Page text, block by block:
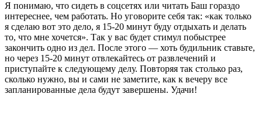
Я понимаю, что сидеть в соцсетях или читать Баш гораздо
интереснее, чем работать. Но уговорите себя так: «как только
я сделаю вот это дело, я 15-20 минут буду отдыхать и делать
то, что мне хочется». Так у вас будет стимул побыстрее
закончить одно из дел. После этого — хоть будильник ставьте,
но через 15-20 минут отвлекайтесь от развлечений и
приступайте к следующему делу. Повторяя так столько раз,
сколько нужно, вы и сами не заметите, как к вечеру все
запланированные дела будут завершены. Удачи!